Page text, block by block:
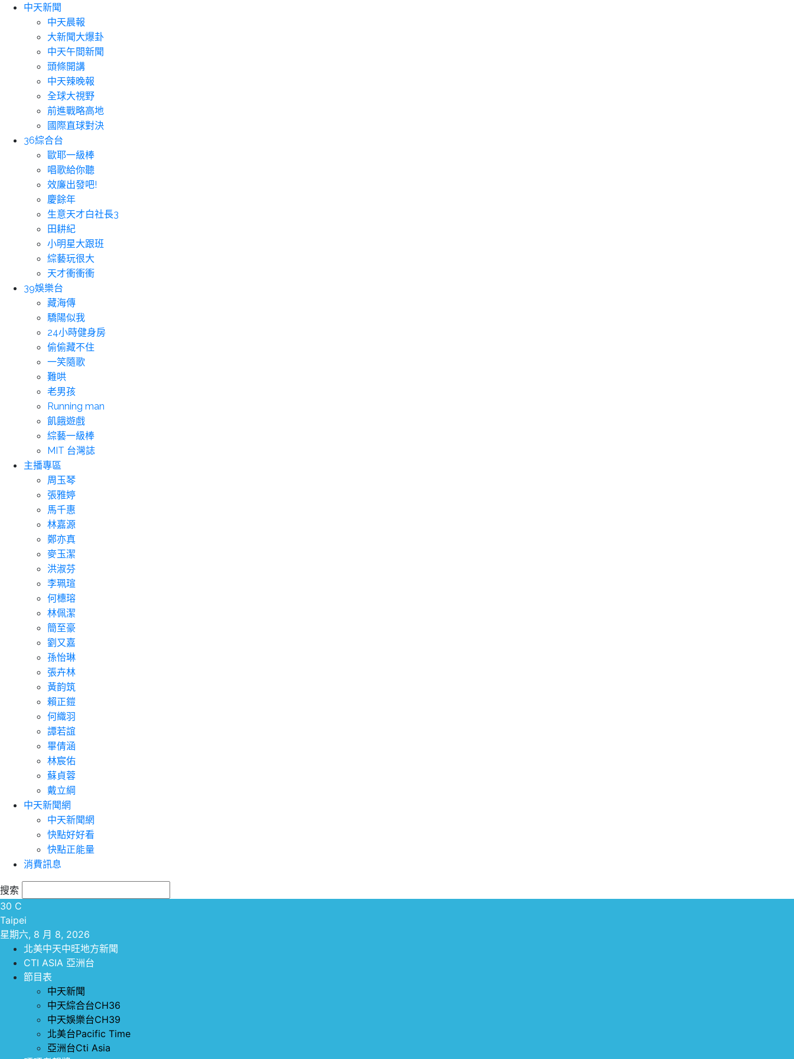
中天新聞
中天晨報
大新聞大爆卦
中天午間新聞
頭條開講
中天辣晚報
全球大視野
前進戰略高地
國際直球對決
36綜合台
歐耶一級棒
唱歌給你聽
效廉出發吧!
慶餘年
生意天才白社長3
田耕紀
小明星大跟班
綜藝玩很大
天才衝衝衝
39娛樂台
藏海傳
驕陽似我
24小時健身房
偷偷藏不住
一笑隨歌
難哄
老男孩
Running man
飢餓遊戲
綜藝一級棒
MIT 台灣誌
主播專區
周玉琴
張雅婷
馬千惠
林嘉源
鄭亦真
麥玉潔
洪淑芬
李珮瑄
何橞瑢
林佩潔
簡至豪
劉又嘉
孫怡琳
張卉林
黃韵筑
賴正鎧
何織羽
譚若誼
畢倩涵
林宸佑
蘇貞蓉
戴立綱
中天新聞網
中天新聞網
快點好好看
快點正能量
消費訊息
搜索
30 C
Taipei
星期六, 8 月 8, 2026
北美中天中旺地方新聞
CTI ASIA 亞洲台
節目表
中天新聞
中天綜合台CH36
中天娛樂台CH39
北美台Pacific Time
亞洲台Cti Asia